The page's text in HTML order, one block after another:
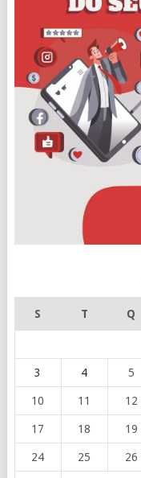
S T Q
3 4 5
10 11 12
17 18 19
24 25 26